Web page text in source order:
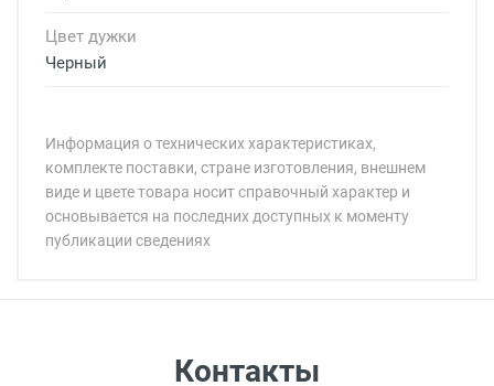
Цвет дужки
Черный
Информация о технических характеристиках,
комплекте поставки, стране изготовления, внешнем
виде и цвете товара носит справочный характер и
основывается на последних доступных к моменту
публикации сведениях
Общая ширина:Контакты